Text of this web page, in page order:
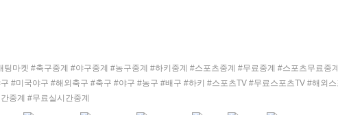
팅마켓 #축구중계 #야구중계 #농구중계 #하키중계 #스포츠중계 #무료중계 #스포츠무료중
#미국야구 #해외축구 #축구 #야구 #농구 #배구 #하키 #스포츠TV #무료스포츠TV #해외
중계 #무료실시간중계